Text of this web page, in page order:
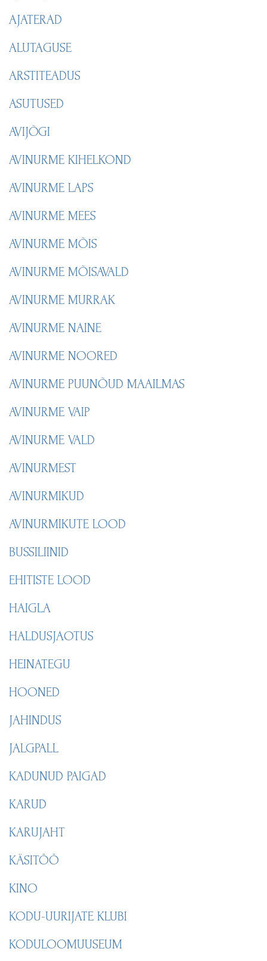
AJATERAD
ALUTAGUSE
ARSTITEADUS
ASUTUSED
AVIJÕGI
AVINURME KIHELKOND
AVINURME LAPS
AVINURME MEES
AVINURME MÕIS
AVINURME MÕISAVALD
AVINURME MURRAK
AVINURME NAINE
AVINURME NOORED
AVINURME PUUNÕUD MAAILMAS
AVINURME VAIP
AVINURME VALD
AVINURMEST
AVINURMIKUD
AVINURMIKUTE LOOD
BUSSILIINID
EHITISTE LOOD
HAIGLA
HALDUSJAOTUS
HEINATEGU
HOONED
JAHINDUS
JALGPALL
KADUNUD PAIGAD
KARUD
KARUJAHT
KÄSITÖÖ
KINO
KODU-UURIJATE KLUBI
KODULOOMUUSEUM